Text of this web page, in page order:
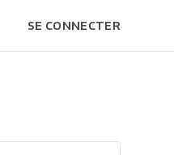
SE CONNECTER